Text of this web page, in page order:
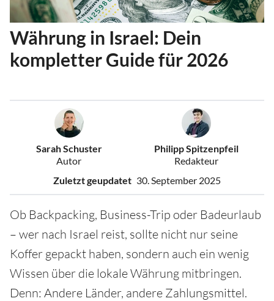
Währung in Israel: Dein
kompletter Guide für 2026
Sarah Schuster
Autor
Philipp Spitzenpfeil
Redakteur
Zuletzt geupdatet 30. September 2025
Ob Backpacking, Business-Trip oder Badeurlaub
– wer nach Israel reist, sollte nicht nur seine
Koffer gepackt haben, sondern auch ein wenig
Wissen über die lokale Währung mitbringen.
Denn: Andere Länder, andere Zahlungsmittel.